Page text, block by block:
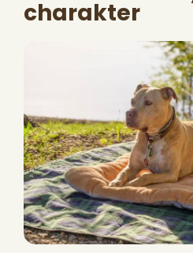
charakter